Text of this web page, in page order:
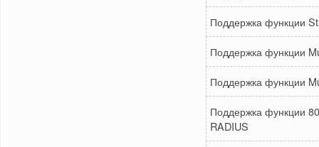
Поддержка функции
Поддержка функции
Поддержка функции
Поддержка функции
RADIUS